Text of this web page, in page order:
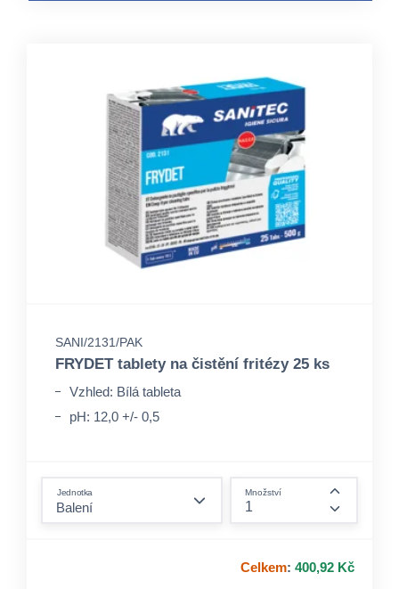
SANI/2131/PAK
FRYDET tablety na čistění fritézy 25 ks
Vzhled: Bílá tableta
pH: 12,0 +/- 0,5
Jednotka Množství
Celkem: 400,92 Kč